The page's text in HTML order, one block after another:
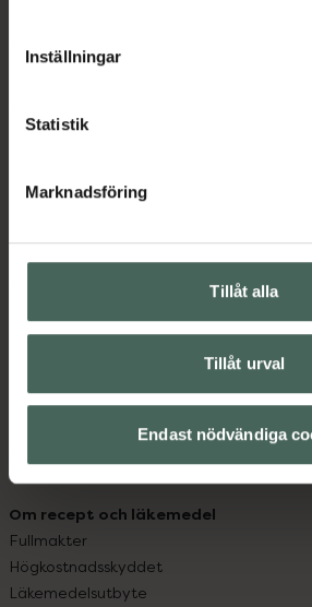
cookieinställningar. Ett återkallat
lagligheten av behandling som skett
Inställningar
Statistik
Marknadsföring
Tillåt alla
Tillåt urval
Endast nödvändiga
Kronans Apotek finns här för dig. Du
datorn. Oavsett vem du är så är det
med oss.
Kundservice
Kontakta oss
Hitta apotek
Leverans, betalning och retur
Kundklubb
Köpvillkor
Om recept och läkemedel
Fullmakter
Högkostnadsskyddet
Läkemedelsutbyte